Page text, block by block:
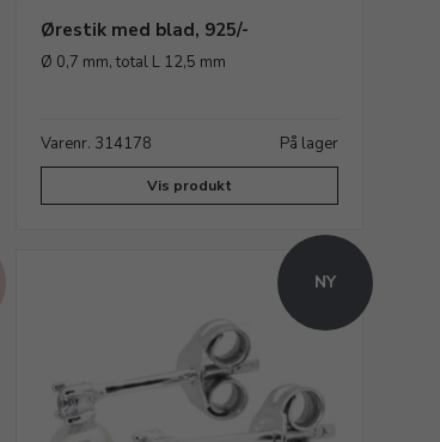
Ørestik med blad, 925/-
Ø 0,7 mm, total L 12,5 mm
Varenr. 314178 På lager
Vis produkt
NY